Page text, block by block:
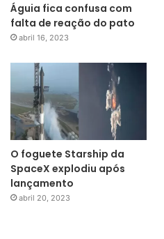
Águia fica confusa com
falta de reação do pato
abril 16, 2023
O foguete Starship da
SpaceX explodiu após
lançamento
abril 20, 2023